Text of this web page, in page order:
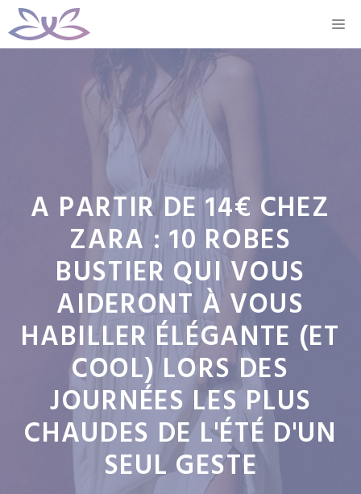
Aller
au
A PARTIR DE 14€ CHEZ
ZARA : 10 ROBES
BUSTIER QUI VOUS
AIDERONT À VOUS
HABILLER ÉLÉGANTE (ET
COOL) LORS DES
JOURNÉES LES PLUS
CHAUDES DE L'ÉTÉ D'UN
SEUL GESTE